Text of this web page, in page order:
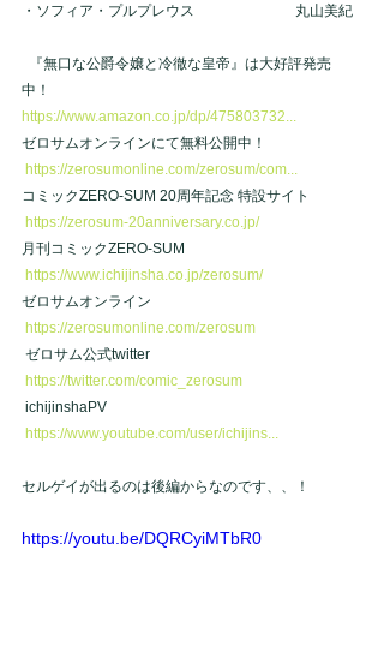
・ソフィア・プルプレウス　　　　　　　丸山美紀
中！
https://www.amazon.co.jp/dp/475803732...
ゼロサムオンラインにて無料公開中！
https://zerosumonline.com/zerosum/com...
コミックZERO-SUM 20周年記念 特設サイト
https://zerosum-20anniversary.co.jp/
月刊コミックZERO-SUM
https://www.ichijinsha.co.jp/zerosum/
ゼロサムオンライン
https://zerosumonline.com/zerosum
ゼロサム公式twitter
https://twitter.com/comic_zerosum
ichijinshaPV
https://www.youtube.com/user/ichijins...
セルゲイが出るのは後編からなのです、、！
https://youtu.be/DQRCyiMTbR0